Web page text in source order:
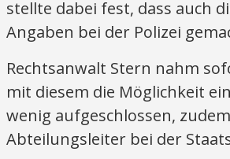
stellte dabei fest, dass auch
Angaben bei der Polizei
Rechtsanwalt Stern nahm
mit diesem die Möglichkeit
wenig aufgeschlossen,
Abteilungsleiter bei der